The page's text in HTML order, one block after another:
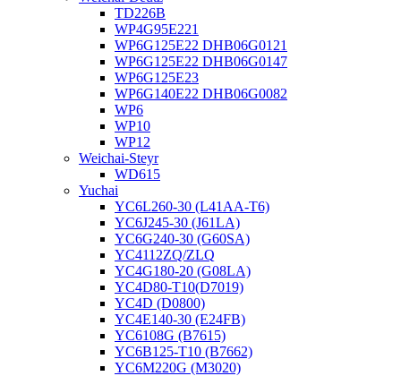
TD226B
WP4G95E221
WP6G125E22 DHB06G0121
WP6G125E22 DHB06G0147
WP6G125E23
WP6G140E22 DHB06G0082
WP6
WP10
WP12
Weichai-Steyr
WD615
Yuchai
YC6L260-30 (L41AA-T6)
YC6J245-30 (J61LA)
YC6G240-30 (G60SA)
YC4112ZQ/ZLQ
YC4G180-20 (G08LA)
YC4D80-T10(D7019)
YC4D (D0800)
YC4E140-30 (E24FB)
YC6108G (B7615)
YC6B125-T10 (B7662)
YC6M220G (M3020)